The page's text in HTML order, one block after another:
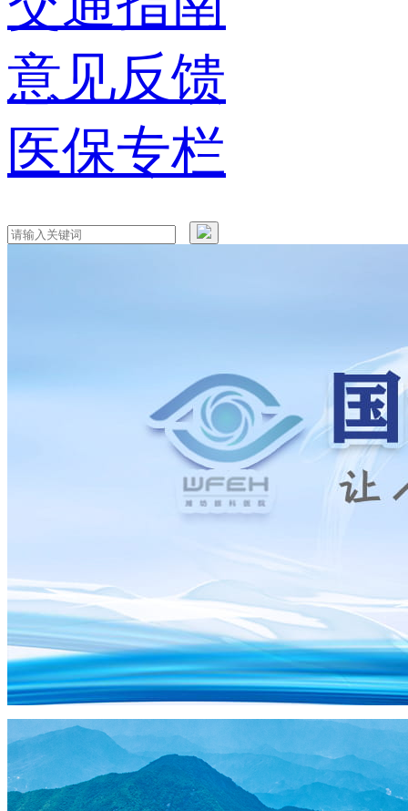
意见反馈
医保专栏